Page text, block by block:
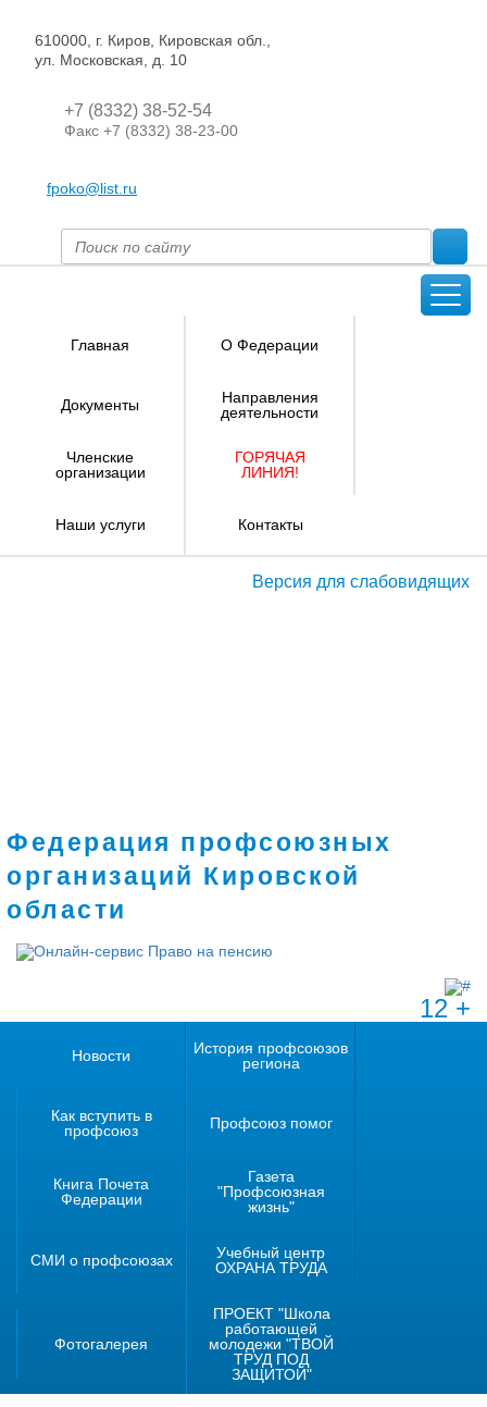
610000, г. Киров, Кировская обл.,
ул. Московская, д. 10
+7 (8332) 38-52-54
Факс +7 (8332) 38-23-00
fpoko@list.ru
Главная О Федерации
Документы
Направления
деятельности
Членские
организации
ГОРЯЧАЯ
ЛИНИЯ!
Наши услуги Контакты
Версия для слабовидящих
Федерация профсоюзных
организаций Кировской
области
12 +
Новости
История профсоюзов
региона
Как вступить в
профсоюз
Профсоюз помог
Книга Почета
Федерации
Газета
"Профсоюзная
жизнь"
СМИ о профсоюзах
Учебный центр
ОХРАНА ТРУДА
Фотогалерея
ПРОЕКТ "Школа
работающей
молодежи "ТВОЙ
ТРУД ПОД
ЗАЩИТОЙ"